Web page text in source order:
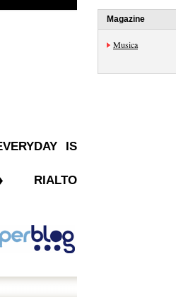
IS
RIALTO
Magazine
Musica